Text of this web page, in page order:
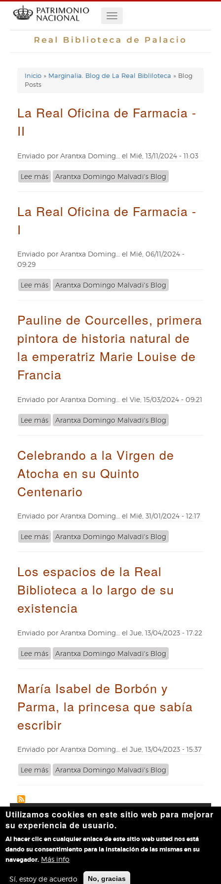
Navegación
principal
Enlaces
ayuda
navegación
Inicio Marginalia. Blog de La Real Bibliloteca
Blog
Posts
La Real Oficina de Farmacia -
II
Enviado por Arantxa Doming… el Mié, 13/11/2024 - 11:03
Lee mássobre
Oficina
de
Arantxa Domingo Malvadi's Blog
La Real Oficina de Farmacia -
I
Enviado por Arantxa Doming… el Mié, 06/11/2024 -
09:29
Lee mássobre
Oficina
de
Farmacia
I
Arantxa Domingo Malvadi's Blog
Pauline de Courcelles, primera
pintora de historia natural de
la emperatriz Marie Louise de
Francia
Enviado por Arantxa Doming… el Vie, 15/03/2024 - 09:21
Lee mássobre
Courcelles,
primera
pintora
historia
de
emperatriz
Marie
Francia
Arantxa Domingo Malvadi's Blog
Celebrando a la Virgen de
Atocha en su Quinto
Centenario
Enviado por Arantxa Doming… el Mié, 31/01/2024 - 12:17
Lee mássobre
la
Virgen
de
en
Quinto
Arantxa Domingo Malvadi's Blog
Los espacios de la Real
Biblioteca a lo largo de su
existencia
Enviado por Arantxa Doming… el Jue, 13/04/2023 - 17:22
Lee mássobre
de
la
Real
Biblioteca
a
largo
su
existencia
Arantxa Domingo Malvadi's Blog
María Isabel de Borbón y
Parma, la princesa que sabía
escribir
Enviado por Arantxa Doming… el Jue, 13/04/2023 - 15:37
Lee mássobre
de
Borbón
y
la
princesa
que
Arantxa Domingo Malvadi's Blog
Accesibilidad|Aviso legal |Política de privacidad |Política
de cookies|Contacto
Copyright © 2026, Real Biblioteca
Utilizamos cookies en este sitio web para mejorar
su experiencia de usuario.
Al hacer clic en cualquier enlace de este sitio web usted nos está
dando su consentimiento para la instalación de las mismas en su
navegador. Más info
Sí, estoy de acuerdo No, gracias